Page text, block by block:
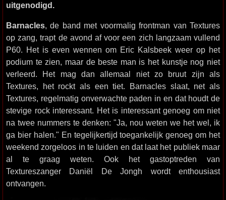
uitgenodigd.
Barnacles, de band met voormalig frontman van Textures
op zang, trapt de avond af voor een zich langzaam vullend
P60. Het is even wennen om Eric Kalsbeek weer op het
podium te zien, maar de beste man is het kunstje nog niet
verleerd. Het mag dan allemaal niet zo bruut zijn als
Textures, het rockt als een tiet. Barnacles slaat, net als
Textures, regelmatig onverwachte paden in en dat houdt de
stevige rock interessant. Het is interessant genoeg om niet
na twee nummers te denken: "Ja, nou weten we het wel, ik
ga bier halen." En tegelijkertijd toegankelijk genoeg om het
weekend zorgeloos in te luiden en dat laat het publiek maar
al te graag weten. Ook het gastoptreden van
Textureszanger Daniël De Jongh wordt enthousiast
ontvangen.